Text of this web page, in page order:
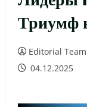
Триумф
Editorial Team
04.12.2025